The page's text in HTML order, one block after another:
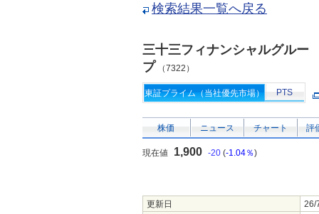
検索結果一覧へ戻る
三十三フィナンシャルグルー
プ （7322）
東証プライム（当社優先市場） PTS
株価 ニュース チャート 評
現在値 1,900 -20 (-1.04％)
更新日
26/